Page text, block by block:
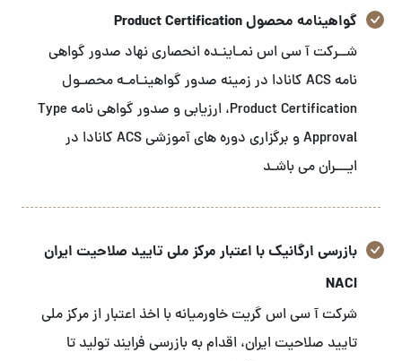
گواهینامه محصول Product Certification
شــرکت آ سی اس نمـاینـده انحصاری نهاد صدور گواهی
نامه ACS کانادا در زمینه صدور گواهینـامـه محصـول
Product Certification، ارزیابی و صدور گواهی نامه Type
Approval و برگزاری دوره های آموزشی ACS کانادا در
ایـــران می باشـد
بازرسی ارگانیک با اعتبار مرکز ملی تایید صلاحیت ایران
NACI
شرکت آ سی اس گریت خاورمیانه با اخذ اعتبار از مرکز ملی
تایید صلاحیت ایران، اقدام به بازرسی فرایند تولید تا